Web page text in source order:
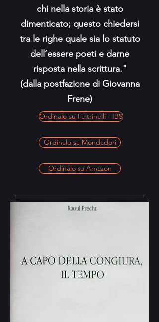
chi nella storia è stato
dimenticato; questo chiedersi
tra le righe quale sia lo statuto
dell’essere poeti e darne
risposta nella scrittura."
(dalla postfazione di Giovanna
Frene)
Ordinalo su Feltrinelli - IBS
Ordinalo su Mondadori
Ordinalo su Amazon